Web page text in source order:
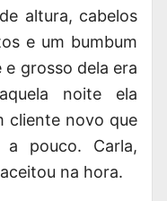
altura, cabelos
e um bumbum
grosso dela era
noite ela
cliente novo que
pouco. Carla,
na hora.